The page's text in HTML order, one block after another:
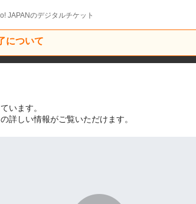
JAPANのデジタルチケット
について
います。
詳しい情報がご覧いただけます。